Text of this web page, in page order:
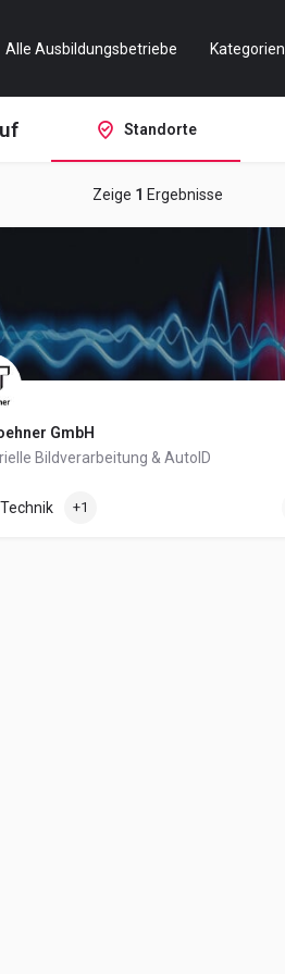
Alle Ausbildungsbetriebe Kategorien
Standorte
Zeige 1 Ergebnisse
GmbH
Bildverarbeitung & AutoID
11
Technik +1